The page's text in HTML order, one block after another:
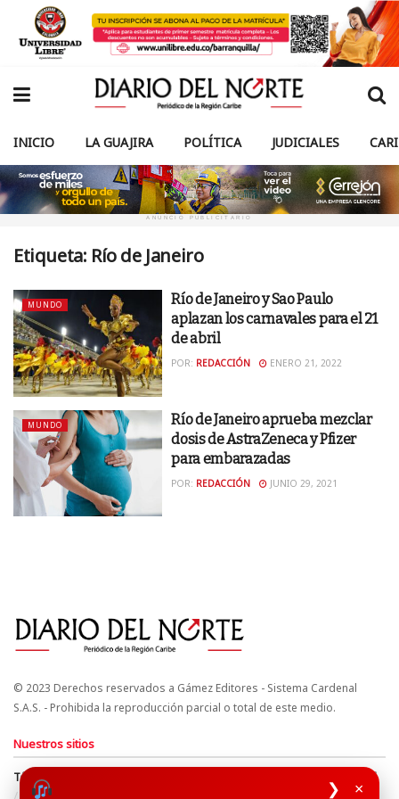
❯ ×
INICIO LA GUAJIRA POLÍTICA JUDICIALES
ANUNCIO PUBLICITARIO
Etiqueta: Río de Janeiro
MUNDO
Río de Janeiro y Sao Paulo
aplazan los carnavales para el 21
de abril
POR: REDACCIÓN ENERO 21, 2022
MUNDO
Río de Janeiro aprueba mezclar
dosis de AstraZeneca y Pfizer
para embarazadas
POR: REDACCIÓN JUNIO 29, 2021
© 2023 Derechos reservados a Gámez Editores - Sistema Cardenal
S.A.S. - Prohibida la reproducción parcial o total de este medio.
Nuestros sitios
Términos y Condiciones
Derechos de Autor y Propiedad Intelectual